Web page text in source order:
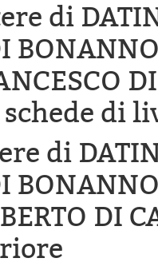
di
schede di
di
DI